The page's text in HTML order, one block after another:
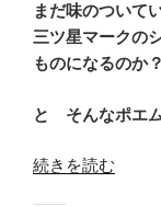
まだ味のついて
三ツ星マークの
ものになるのか？
と そんなポエ
“1
続きを読む